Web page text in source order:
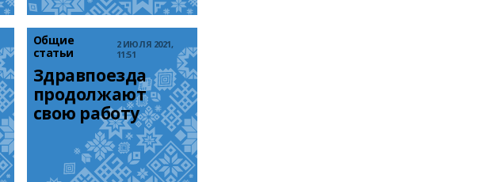
Общие
статьи
2 ИЮЛЯ 2021,
11:51
Здравпоезда
продолжают
свою работу